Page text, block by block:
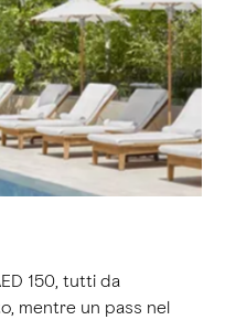
150, tutti da
mentre un pass nel